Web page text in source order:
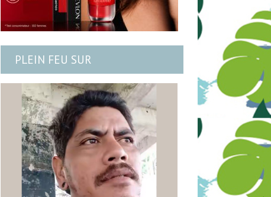
PLEIN FEU SUR